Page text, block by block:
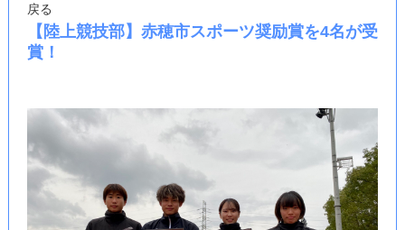
戻る
【陸上競技部】赤穂市スポーツ奨励賞を4名が受
賞！